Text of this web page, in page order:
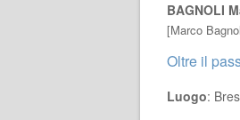
BAGNOLI
[Marco
Oltre il
Luogo: